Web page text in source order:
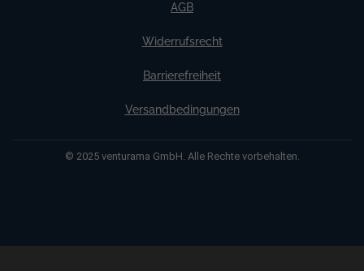
AGB
Widerrufsrecht
Barrierefreiheit
Versandbedingungen
© 2025 venturama GmbH. Alle Rechte vorbehalten.